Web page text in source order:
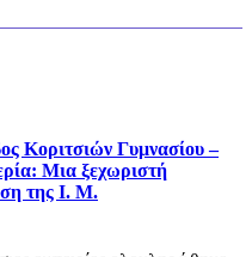
Κοριτσιών Γυμνασίου –
Μια ξεχωριστή
της Ι. Μ.